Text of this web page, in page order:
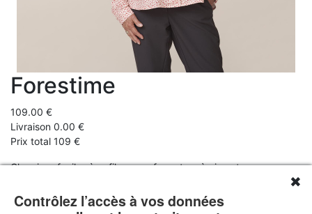
Forestime
109.00 €
Livraison 0.00 €
Prix total 109 €
Chemises faciles à enfiler avec fermeture à aimants pour
personnes âgéesPermet aux personnes ayant des difficultés de
préhension et des faiblesses musculaires de s'habiller
✖
Contrôlez l’accès à vos données